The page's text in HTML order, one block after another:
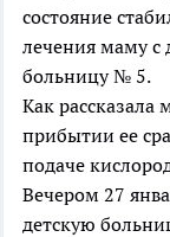
состояние
лечения маму с
больницу № 5.
Как рассказала
прибытии ее
подаче
Вечером 27
детскую